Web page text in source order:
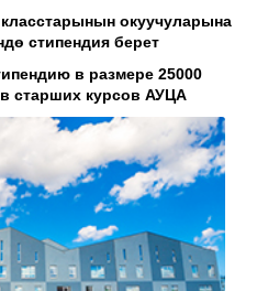
окуучуларына
стипендия берет
в размере 25000
старших курсов АУЦА